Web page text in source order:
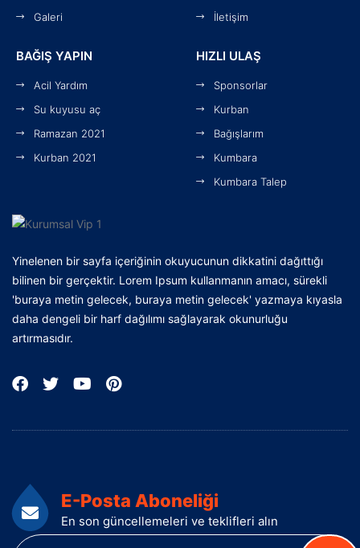
Galeri
İletişim
BAĞIŞ YAPIN
Acil Yardım
Su kuyusu aç
Ramazan 2021
Kurban 2021
HIZLI ULAŞ
Sponsorlar
Kurban
Bağışlarım
Kumbara
Kumbara Talep
Yinelenen bir sayfa içeriğinin okuyucunun dikkatini dağıttığı
bilinen bir gerçektir. Lorem Ipsum kullanmanın amacı, sürekli
'buraya metin gelecek, buraya metin gelecek' yazmaya kıyasla
daha dengeli bir harf dağılımı sağlayarak okunurluğu
artırmasıdır.
E-Posta Aboneliği
En son güncellemeleri ve teklifleri alın